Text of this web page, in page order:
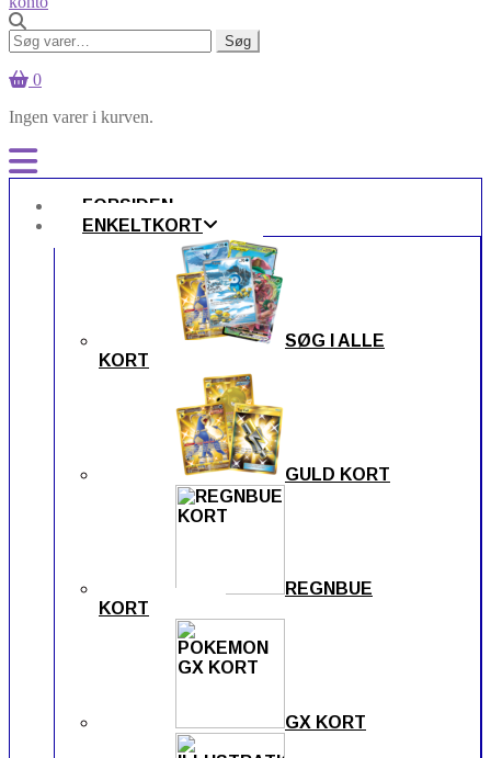
Søg
efter:
Søg
0
Ingen varer i kurven.
FORSIDEN
ENKELTKORT
SØG I ALLE
KORT
GULD KORT
REGNBUE
KORT
GX KORT